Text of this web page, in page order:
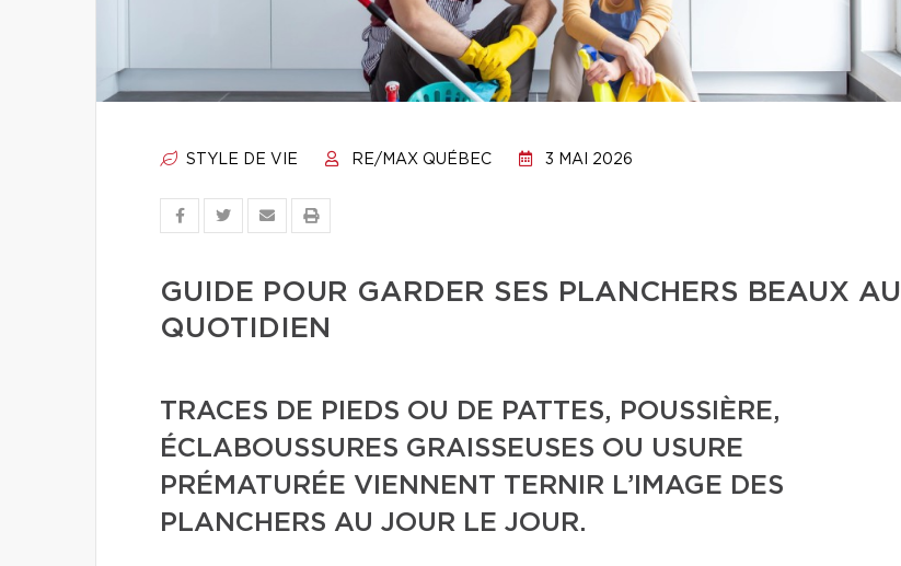
STYLE DE VIE RE/MAX QUÉBEC 3 MAI 2026
GUIDE POUR GARDER SES PLANCHERS BEAUX AU
QUOTIDIEN
TRACES DE PIEDS OU DE PATTES, POUSSIÈRE,
ÉCLABOUSSURES GRAISSEUSES OU USURE
PRÉMATURÉE VIENNENT TERNIR L’IMAGE DES
PLANCHERS AU JOUR LE JOUR.